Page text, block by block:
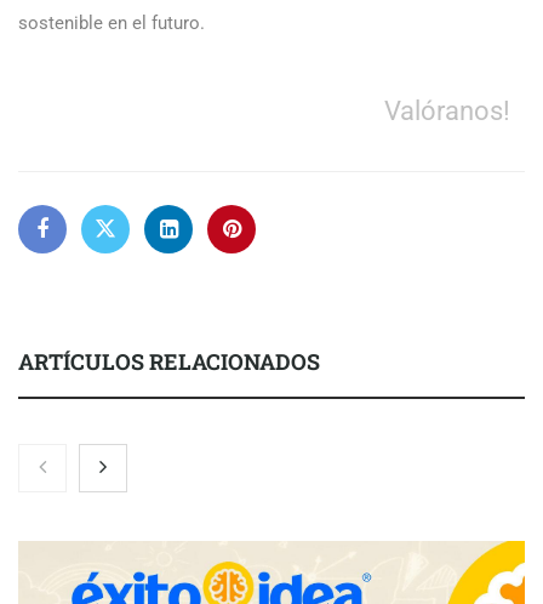
sostenible en el futuro.
Valóranos!
ARTÍCULOS RELACIONADOS
Zoomex mejora su Strategy Center con herramientas
avanzadas para trading estratégico
COMPALISS de LYSOTRIC: cuando un solo producto multiplica
las posibilidades del salón profesional